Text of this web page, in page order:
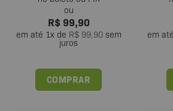
R$99,90
em até 1x de R$99,90sem
juros
COMPRAR
em até